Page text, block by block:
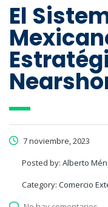
El
7 noviembre, 2023
Posted by: Alberto
Category: Comercio